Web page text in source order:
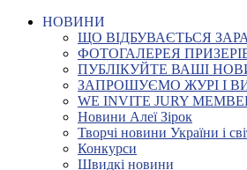
НОВИНИ
ЩО ВІДБУВАЄТЬСЯ
ФОТОГАЛЕРЕЯ
ПУБЛІКУЙТЕ ВАШІ
ЗАПРОШУЄМО ЖУРІ І
WE INVITE JURY
Новини Алеї Зірок
Творчі новини України і
Конкурси
Швидкі новини